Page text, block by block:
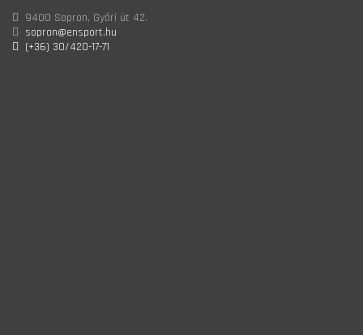
9400 Sopron, Győri út 42.
sopron@ensport.hu
(+36) 30/420-17-71